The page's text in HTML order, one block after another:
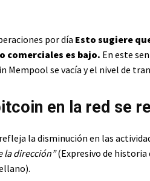
por día Esto sugiere
comerciales es bajo. En este
Mempool se vacía y el nivel de
en la red se
la disminución en las
la dirección”(Expresivo de